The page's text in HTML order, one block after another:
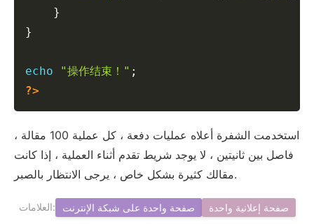
}
}
echo "操作结束！" ;
?>
استخدمت الشفرة أعلاه عمليات دفعة ، كل عملية 100 مقالة ،
فاصل بين ثانيتين ، لا يوجد شريط تقدم أثناء العملية ، إذا كانت
مقالك كثيرة بشكل خاص ، يرجى الانتظار بالصبر.
العلامات: صفحة واحدة على شبكة الإنترنت صفحة إعلانية واحدة